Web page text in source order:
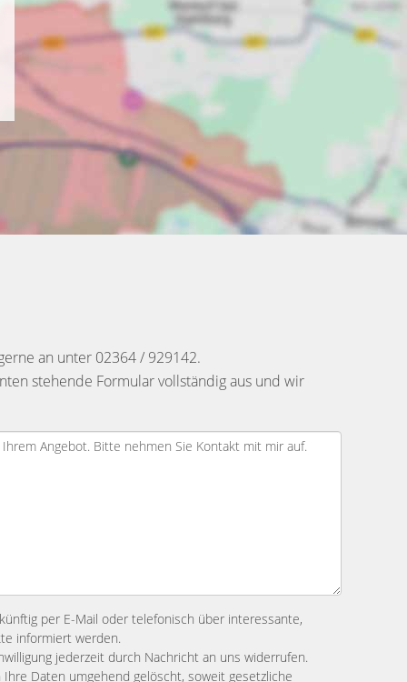
an unter 02364 / 929142.
stehende Formular vollständig aus und wir
per E-Mail oder telefonisch über interessante,
informiert werden.
jederzeit durch Nachricht an uns widerrufen.
Daten umgehend gelöscht, soweit gesetzliche